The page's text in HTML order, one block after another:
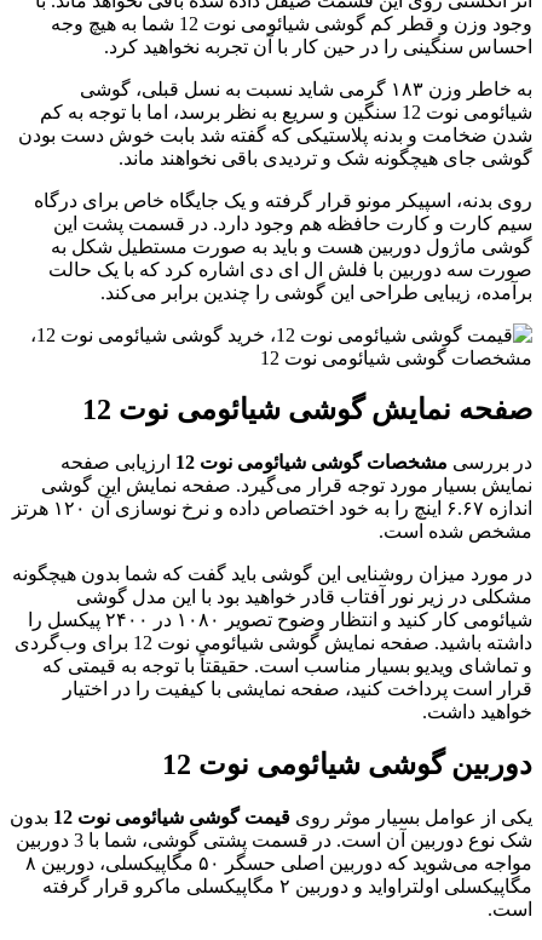
وجود وزن و قطر کم گوشی شیائومی نوت 12 شما به هیچ وجه
سنگینی را در حین کار با آن تجربه نخواهید کرد.
به خاطر وزن ۱۸۳ گرمی شاید نسبت به نسل قبلی، گوشی
شیائومی نوت 12 سنگین و سریع به نظر برسد، اما با توجه به کم
ضخامت و بدنه پلاستیکی که گفته شد بابت خوش دست بودن
جای هیچگونه شک و تردیدی باقی نخواهند ماند.
بدنه، اسپیکر مونو قرار گرفته و یک جایگاه خاص برای درگاه
کارت و کارت حافظه هم وجود دارد. در قسمت پشت این
ماژول دوربین هست و باید به صورت مستطیل شکل به
سه دوربین با فلش ال ای دی اشاره کرد که با یک حالت
زیبایی طراحی این گوشی را چندین برابر می‌کند.
نمایش گوشی شیائومی نوت 12
بررسی مشخصات گوشی شیائومی نوت 12
ارزیابی صفحه
بسیار مورد توجه قرار می‌گیرد. صفحه نمایش این گوشی
اندازه ۶.۶۷ اینچ را به خود اختصاص داده و نرخ نوسازی آن ۱۲۰ هرتز
شده است.
مورد میزان روشنایی این گوشی باید گفت که شما بدون هیچگونه
در زیر نور آفتاب قادر خواهید بود با این مدل گوشی
شیائومی کار کنید و انتظار وضوح تصویر ۱۰۸۰ در ۲۴۰۰ پیکسل را
داشته باشید. صفحه نمایش گوشی شیائومی نوت 12 برای وب‌گردی
تماشای ویدیو بسیار مناسب است. حقیقتاً با توجه به قیمتی که
است پرداخت کنید، صفحه نمایشی با کیفیت را در اختیار
داشت.
گوشی شیائومی نوت 12
از عوامل بسیار موثر رویقیمت گوشی شیائومی نوت 12
بدون
شک نوع دوربین آن است. در قسمت پشتی گوشی، شما با 3 دوربین
مواجه می‌شوید که دوربین اصلی حسگر ۵۰ مگاپیکسلی، دوربین ۸
مگاپیکسلی اولتراواید و دوربین ۲ مگاپیکسلی ماکرو قرار گرفته